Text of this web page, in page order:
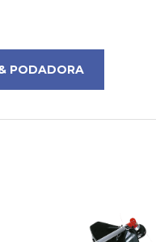
PODADORA